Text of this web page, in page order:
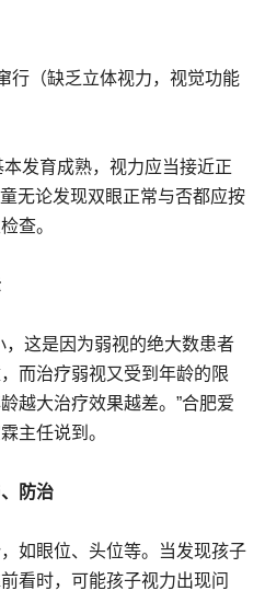
（缺乏立体视力，视觉功能
育成熟，视力应当接近正
无论发现双眼正常与否都应按
查。
这是因为弱视的绝大数患者
而治疗弱视又受到年龄的限
越大治疗效果越差。”合肥爱
主任说到。
防治
眼位、头位等。当发现孩子
看时，可能孩子视力出现问